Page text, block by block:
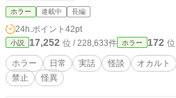
ホラー 連載中 長編
24h.ポイント 42pt
小説 17,252 位 / 228,633件 ホラー 172
ホラー 日常 実話 怪談 オカルト
禁止
怪異